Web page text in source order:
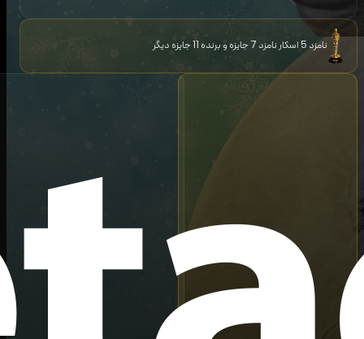
نامزد 5 اسکار نامزد 7 جایزه و برنده 11 جایزه دیگر